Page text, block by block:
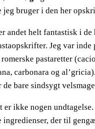
jeg bruger i den her
andet helt fantastisk i de
Jeg var
pastaretter
carbonara og
de bare sindsygt
er ikke nogen
ingredienser, der til